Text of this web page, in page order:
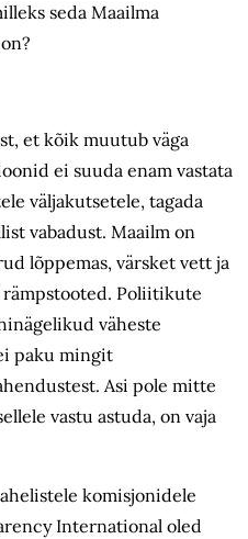
seda Maailma
et kõik muutub väga
ei suuda enam vastata
väljakutsetele, tagada
vabadust. Maailm on
lõppemas, värsket vett ja
Poliitikute
väheste
paku mingit
Asi pole mitte
vastu astuda, on vaja
komisjonidele
International oled